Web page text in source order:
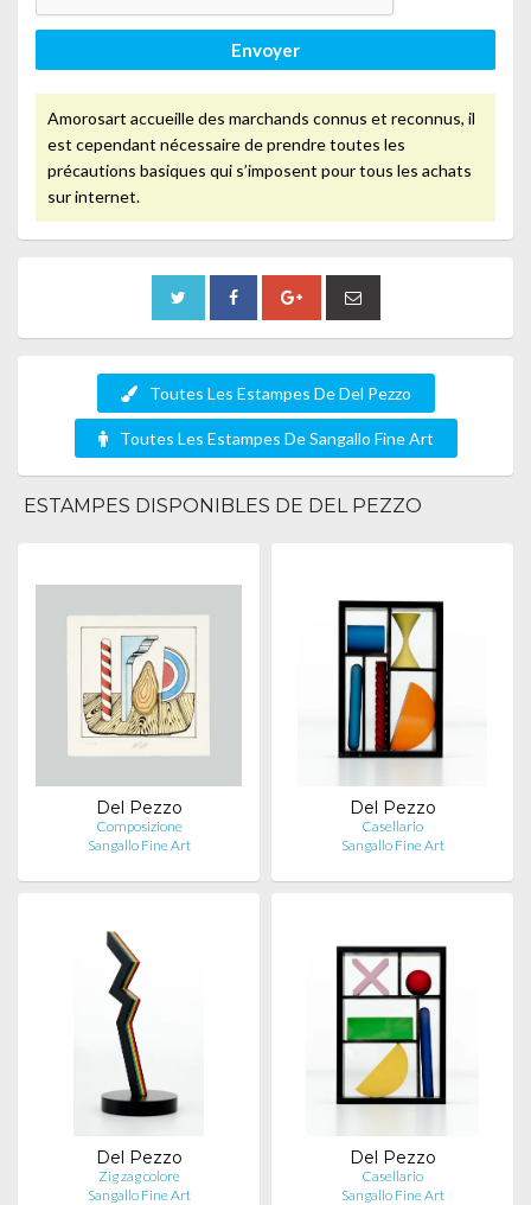
Envoyer
Amorosart accueille des marchands connus et reconnus, il
est cependant nécessaire de prendre toutes les
précautions basiques qui s’imposent pour tous les achats
sur internet.
Toutes Les Estampes De Del Pezzo
Toutes Les Estampes De Sangallo Fine Art
ESTAMPES DISPONIBLES DE DEL PEZZO
Del Pezzo
Composizione
Sangallo Fine Art
Del Pezzo
Casellario
Sangallo Fine Art
Del Pezzo
Zig zag colore
Sangallo Fine Art
Del Pezzo
Casellario
Sangallo Fine Art